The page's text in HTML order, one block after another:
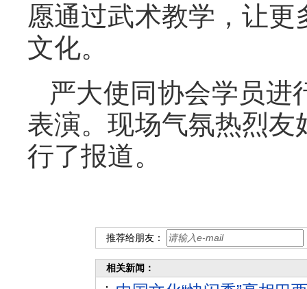
愿通过武术教学，让
文化。
严大使同协会学员进
表演。现场气氛热烈
行了报道。
推荐给朋友：
相关新闻：